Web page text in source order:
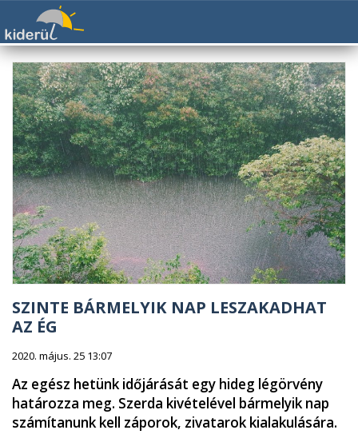
SZINTE BÁRMELYIK NAP LESZAKADHAT
AZ ÉG
2020. május. 25 13:07
Az egész hetünk időjárását egy hideg légörvény
határozza meg. Szerda kivételével bármelyik nap
számítanunk kell záporok, zivatarok kialakulására.